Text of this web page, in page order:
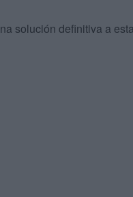
solución definitiva a